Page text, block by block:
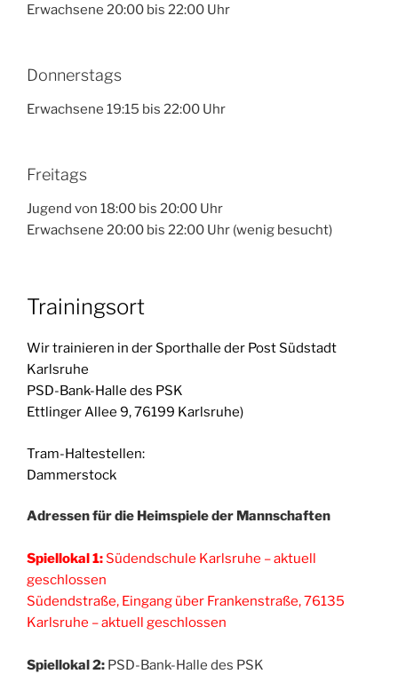
Erwachsene 20:00 bis 22:00 Uhr
Donnerstags
Erwachsene 19:15 bis 22:00 Uhr
Freitags
Jugend von 18:00 bis 20:00 Uhr
Erwachsene 20:00 bis 22:00 Uhr (wenig besucht)
Trainingsort
Wir trainieren in der Sporthalle der Post Südstadt
Karlsruhe
PSD-Bank-Halle des PSK
Ettlinger Allee 9, 76199 Karlsruhe)
Tram-Haltestellen:
Dammerstock
Adressen für die Heimspiele der Mannschaften
Spiellokal 1:Südendschule Karlsruhe – aktuell
geschlossen
Südendstraße, Eingang über Frankenstraße, 76135
Karlsruhe – aktuell geschlossen
Spiellokal 2: PSD-Bank-Halle des PSK